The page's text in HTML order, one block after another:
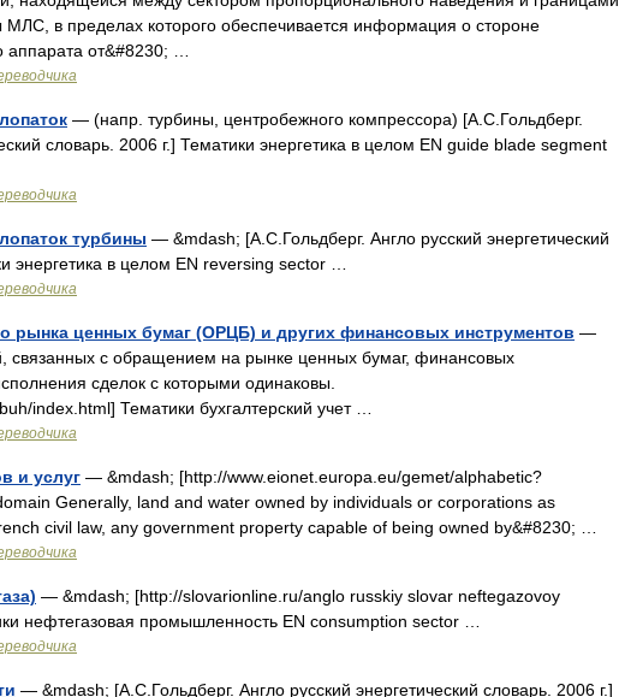
в пределах которого обеспечивается информация о стороне
аппарата от&#8230; …
— (напр. турбины, центробежного компрессора) [А.С.Гольдберг.
словарь. 2006 г.] Тематики энергетика в целом EN guide blade segment
турбины — &mdash; [А.С.Гольдберг. Англо русский энергетический
энергетика в целом EN reversing sector …
рынка ценных бумаг (ОРЦБ) и других финансовых инструментов —
связанных с обращением на рынке ценных бумаг, финансовых
сделок с которыми одинаковы.
index.html] Тематики бухгалтерский учет …
и услуг — &mdash; [http://www.eionet.europa.eu/gemet/alphabetic?
Generally, land and water owned by individuals or corporations as
civil law, any government property capable of being owned by&#8230; …
— &mdash; [http://slovarionline.ru/anglo russkiy slovar neftegazovoy
нефтегазовая промышленность EN consumption sector …
— &mdash; [А.С.Гольдберг. Англо русский энергетический словарь. 2006 г.]